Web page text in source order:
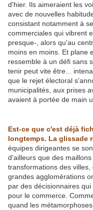
d'hier. Ils aimeraient les
avec de nouvelles
consistant notamment à
commerciales qui vibrent
presque-, alors qu'au
moins en moins. Et plane
ressemble à un défi sans
tenir peut vite être...
que le rejet électoral
municipalités, aux prises
avaient à portée de main
Est-ce que c'est déjà
longtemps. La glissade
équipes dirigeantes se
d'ailleurs que des
transformations des
grandes agglomérations
par des décisionnaires
pour le commerce.
quand les